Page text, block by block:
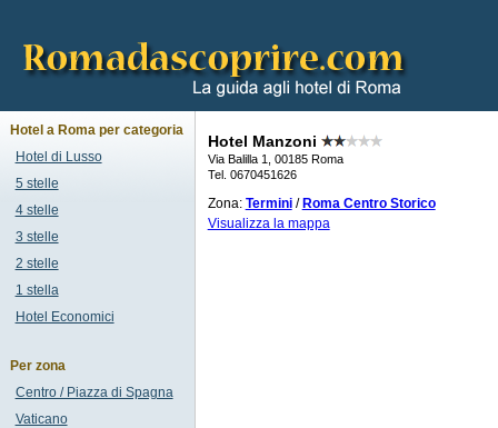
Hotel Manzoni
Via Balilla 1, 00185 Roma
Tel. 0670451626
Zona: Termini/ Roma Centro Storico
Visualizza la mappa
Hotel a Roma per categoria
Hotel di Lusso
5 stelle
4 stelle
3 stelle
2 stelle
1 stella
Hotel Economici
Per zona
Centro / Piazza di Spagna
Vaticano